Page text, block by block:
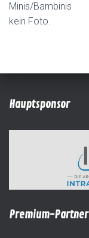
Minis/Bambinis
kein Foto.
Hauptsponsor
Premium-Partner